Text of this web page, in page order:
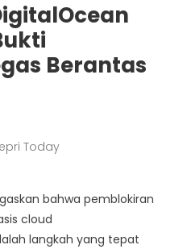
Berantas
Today
bahwa pemblokiran
cloud
langkah yang tepat